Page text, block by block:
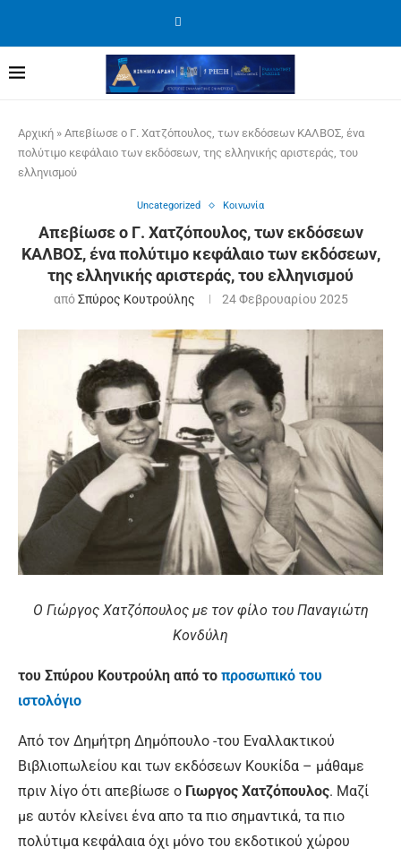
Αρχική » Απεβίωσε ο Γ. Χατζόπουλος, των εκδόσεων ΚΑΛΒΟΣ, ένα
πολύτιμο κεφάλαιο των εκδόσεων, της ελληνικής αριστεράς, του
ελληνισμού
Uncategorized Κοινωνία
Απεβίωσε ο Γ. Χατζόπουλος, των εκδόσεων
ΚΑΛΒΟΣ, ένα πολύτιμο κεφάλαιο των εκδόσεων,
της ελληνικής αριστεράς, του ελληνισμού
απόΣπύρος Κουτρούλης 24 Φεβρουαρίου 2025
Ο Γιώργος Χατζόπουλος με τον φίλο του Παναγιώτη
Κονδύλη
του Σπύρου Κουτρούλη από το προσωπικό του
ιστολόγιο
Από τον Δημήτρη Δημόπουλο -του Εναλλακτικού
Βιβλιοπωλείου και των εκδόσεων Κουκίδα – μάθαμε
πριν λίγο ότι απεβίωσε ο Γιωργος Χατζόπουλος. Μαζί
με αυτόν κλείνει ένα απο τα πιο σημαντικά, τα πιο
πολύτιμα κεφάλαια όχι μόνο του εκδοτικού χώρου